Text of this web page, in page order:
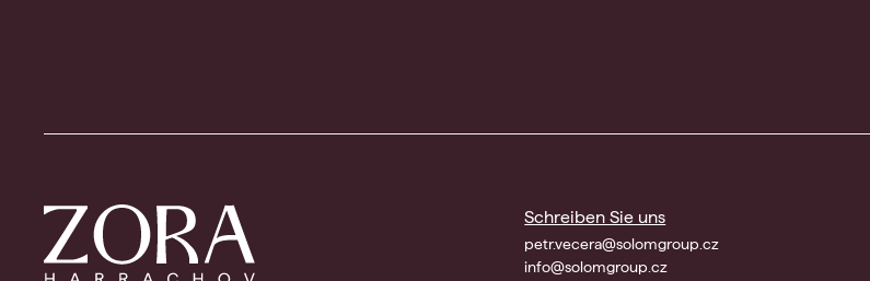
Schreiben Sie uns
petr.vecera@solomgroup.cz
info@solomgroup.cz